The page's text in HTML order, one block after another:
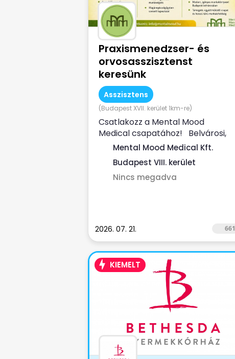
Praxismenedzser- és
orvosasszisztenst
keresünk
Asszisztens
(Budapest XVII. kerület 1km-re)
Csatlakozz a Mental Mood
Medical csapatához! Belvárosi,
folyamatosan bővülő pszichiátriai,...
Mental Mood Medical Kft.
Budapest VIII. kerület
Nincs megadva
2026. 07. 21. 661
KIEMELT